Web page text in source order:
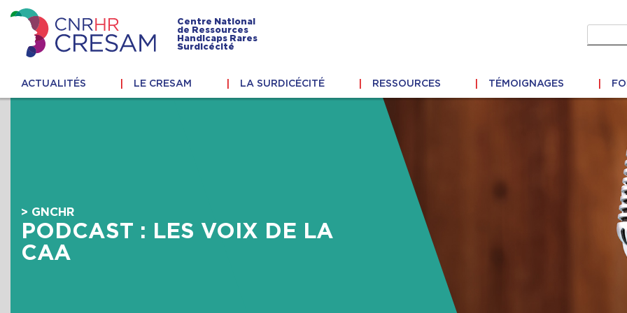
to
content
CRESAM
Centre National
de Ressources
Handicaps Rares
Surdicécité
ACTUALITÉS LE CRESAM LA SURDICÉCITÉ RESSOURCES TÉMOIGNAGES
> GNCHR
PODCAST : LES VOIX DE LA
CAA